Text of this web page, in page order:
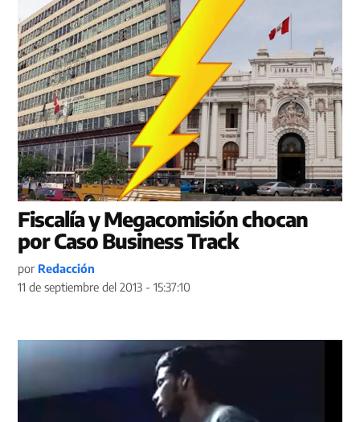
Fiscalía y Megacomisión chocan
por Caso Business Track
por Redacción
11 de septiembre del 2013 - 15:37:10